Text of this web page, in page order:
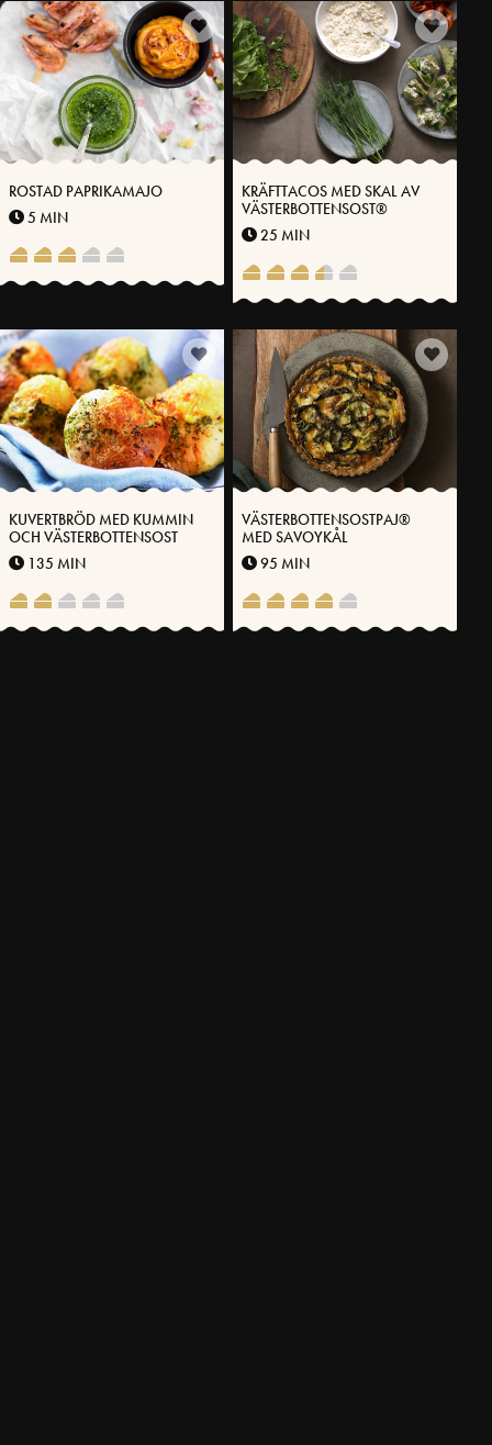
ROSTAD PAPRIKAMAJO
5 MIN
KRÄFTTACOS MED SKAL AV
VÄSTERBOTTENSOST®
25 MIN
KUVERTBRÖD MED KUMMIN
OCH VÄSTERBOTTENSOST
135 MIN
VÄSTERBOTTENSOSTPAJ®
MED SAVOYKÅL
95 MIN